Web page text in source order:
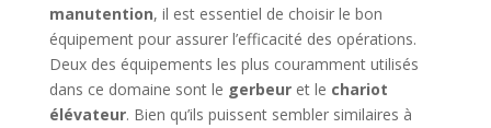
manutention, il est essentiel de choisir le bon
équipement pour assurer l’efficacité des opérations.
Deux des équipements les plus couramment utilisés
dans ce domaine sont le gerbeuret le chariot
élévateur. Bien qu’ils puissent sembler similaires à